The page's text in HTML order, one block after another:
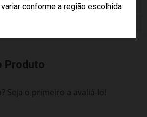
conforme a região escolhida
01 Boneca Mulher Maravilha
Produto
Seja o primeiro a avaliá-lo!